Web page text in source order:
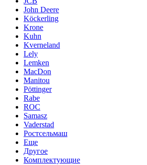
John Deere
Köckerling
Krone
Kuhn
Kverneland
Lely
Lemken
MacDon
Manitou
Pöttinger
Rabe
ROC
Samasz
Vaderstad
Ростсельмаш
Еще
Другое
Комплектующие